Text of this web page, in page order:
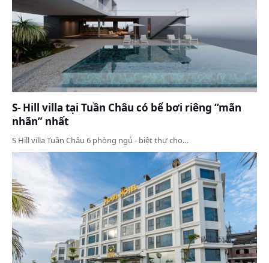
S- Hill villa tại Tuần Châu có bể bơi riêng “mãn
nhãn” nhất
S Hill villa Tuần Châu 6 phòng ngủ - biệt thự cho…